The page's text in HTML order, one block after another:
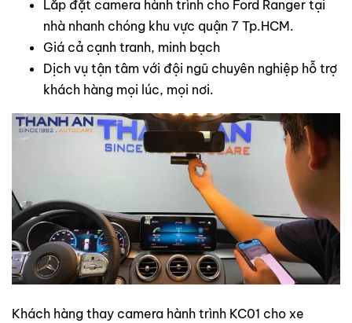
Lắp đặt camera hành trình cho Ford Ranger tại
nhà nhanh chóng khu vực quận 7 Tp.HCM.
Giá cả cạnh tranh, minh bạch
Dịch vụ tận tâm với đội ngũ chuyên nghiệp hỗ trợ
khách hàng mọi lúc, mọi nơi.
​Khách hàng thay camera hành trình KC01 cho xe